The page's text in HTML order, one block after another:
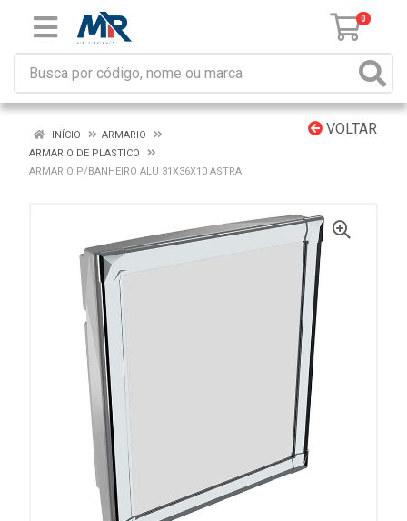
0
VOLTAR
INÍCIO
ARMARIO
ARMARIO DE PLASTICO
ARMARIO P/BANHEIRO ALU 31X36X10 ASTRA